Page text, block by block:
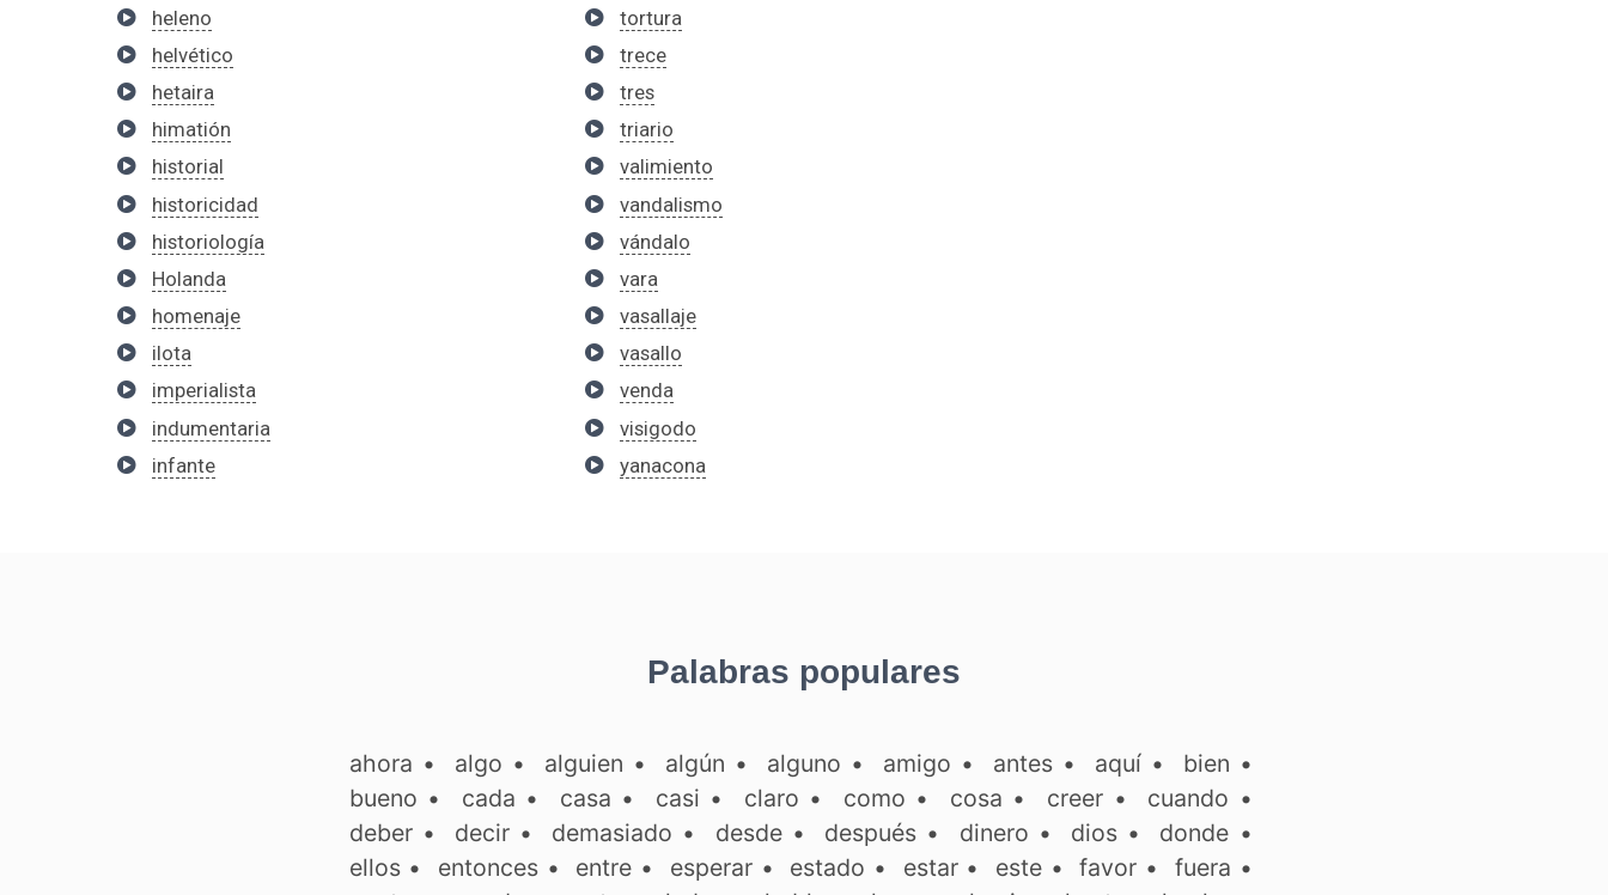
heleno
helvético
hetaira
himatión
historial
historicidad
historiología
Holanda
homenaje
ilota
imperialista
indumentaria
infante
tortura
trece
tres
triario
valimiento
vandalismo
vándalo
vara
vasallaje
vasallo
venda
visigodo
yanacona
Palabras populares
ahora • algo • alguien • algún • alguno • amigo • antes• aquí• bien •
bueno • cada • casa • casi • claro • como • cosa • creer• cuando •
deber• decir• demasiado • desde• después • dinero • dios • donde •
ellos• entonces• entre • esperar• estado • estar• este•favor • fuera •